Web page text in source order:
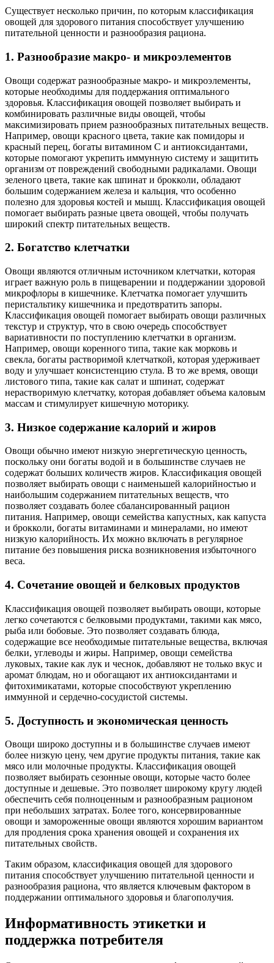
Существует несколько причин, по которым классификация
овощей для здорового питания способствует улучшению
питательной ценности и разнообразия рациона.
1. Разнообразие макро- и микроэлементов
Овощи содержат разнообразные макро- и микроэлементы,
которые необходимы для поддержания оптимального
здоровья. Классификация овощей позволяет выбирать и
комбинировать различные виды овощей, чтобы
максимизировать прием разнообразных питательных веществ.
Например, овощи красного цвета, такие как помидоры и
красный перец, богаты витамином С и антиоксидантами,
которые помогают укрепить иммунную систему и защитить
организм от повреждений свободными радикалами. Овощи
зеленого цвета, такие как шпинат и брокколи, обладают
большим содержанием железа и кальция, что особенно
полезно для здоровья костей и мышц. Классификация овощей
помогает выбирать разные цвета овощей, чтобы получать
широкий спектр питательных веществ.
2. Богатство клетчатки
Овощи являются отличным источником клетчатки, которая
играет важную роль в пищеварении и поддержании здоровой
микрофлоры в кишечнике. Клетчатка помогает улучшить
перистальтику кишечника и предотвратить запоры.
Классификация овощей помогает выбирать овощи различных
текстур и структур, что в свою очередь способствует
вариативности по поступлению клетчатки в организм.
Например, овощи коренного типа, такие как морковь и
свекла, богаты растворимой клетчаткой, которая удерживает
воду и улучшает консистенцию стула. В то же время, овощи
листового типа, такие как салат и шпинат, содержат
нерастворимую клетчатку, которая добавляет объема каловым
массам и стимулирует кишечную моторику.
3. Низкое содержание калорий и жиров
Овощи обычно имеют низкую энергетическую ценность,
поскольку они богаты водой и в большинстве случаев не
содержат больших количеств жиров. Классификация овощей
позволяет выбирать овощи с наименьшей калорийностью и
наибольшим содержанием питательных веществ, что
позволяет создавать более сбалансированный рацион
питания. Например, овощи семейства капустных, как капуста
и брокколи, богаты витаминами и минералами, но имеют
низкую калорийность. Их можно включать в регулярное
питание без повышения риска возникновения избыточного
веса.
4. Сочетание овощей и белковых продуктов
Классификация овощей позволяет выбирать овощи, которые
легко сочетаются с белковыми продуктами, такими как мясо,
рыба или бобовые. Это позволяет создавать блюда,
содержащие все необходимые питательные вещества, включая
белки, углеводы и жиры. Например, овощи семейства
луковых, такие как лук и чеснок, добавляют не только вкус и
аромат блюдам, но и обогащают их антиоксидантами и
фитохимикатами, которые способствуют укреплению
иммунной и сердечно-сосудистой системы.
5. Доступность и экономическая ценность
Овощи широко доступны и в большинстве случаев имеют
более низкую цену, чем другие продукты питания, такие как
мясо или молочные продукты. Классификация овощей
позволяет выбирать сезонные овощи, которые часто более
доступные и дешевые. Это позволяет широкому кругу людей
обеспечить себя полноценным и разнообразным рационом
при небольших затратах. Более того, консервированные
овощи и замороженные овощи являются хорошим вариантом
для продления срока хранения овощей и сохранения их
питательных свойств.
Таким образом, классификация овощей для здорового
питания способствует улучшению питательной ценности и
разнообразия рациона, что является ключевым фактором в
поддержании оптимального здоровья и благополучия.
Информативность этикетки и
поддержка потребителя